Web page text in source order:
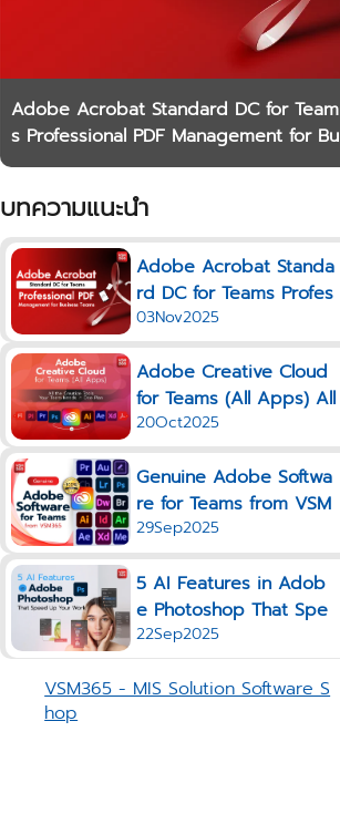
Adobe Acrobat Standard DC for Team
s Professional PDF Management for Bu
siness Teams
บทความแนะนำ
Adobe Acrobat Standa
rd DC for Teams Profes
sional PDF Managemen
t for Business Teams
03Nov2025
Adobe Creative Cloud
for Teams (All Apps) All
the Creative Tools Your
Team Needs in One Pla
n
20Oct2025
Genuine Adobe Softwa
re for Teams from VSM
365
29Sep2025
5 AI Features in Adob
e Photoshop That Spe
ed Up Your Work in 20
25
22Sep2025
VSM365 - MIS Solution Software S
hop